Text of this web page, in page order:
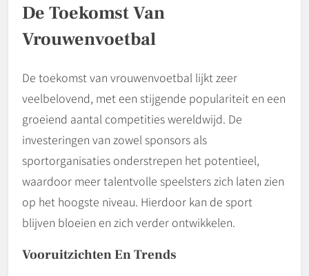
De Toekomst Van
Vrouwenvoetbal
De toekomst van vrouwenvoetbal lijkt zeer
veelbelovend, met een stijgende populariteit en een
groeiend aantal competities wereldwijd. De
investeringen van zowel sponsors als
sportorganisaties onderstrepen het potentieel,
waardoor meer talentvolle speelsters zich laten zien
op het hoogste niveau. Hierdoor kan de sport
blijven bloeien en zich verder ontwikkelen.
Vooruitzichten En Trends